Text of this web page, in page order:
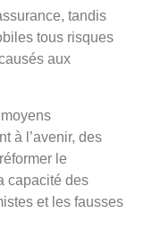
tandis
tous risques
aux
à l’avenir, des
le
capacité des
et les fausses